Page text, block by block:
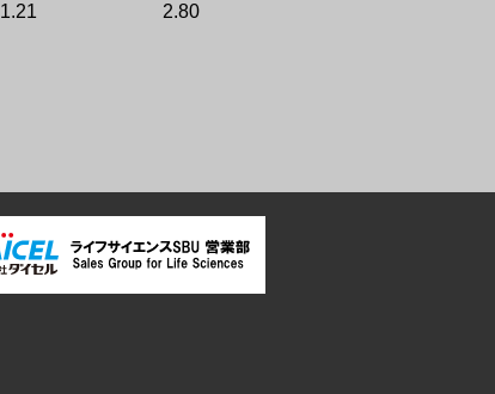
1.21 2.80